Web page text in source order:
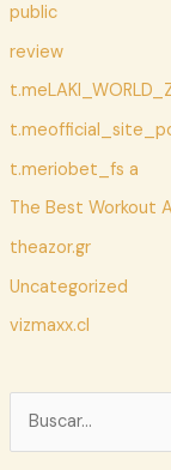
public
review
t.meriobet_fs a
The Best Workout
theazor.gr
Uncategorized
vizmaxx.cl